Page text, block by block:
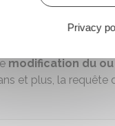
chargé de la
modification du
et plus, la requête
Privacy